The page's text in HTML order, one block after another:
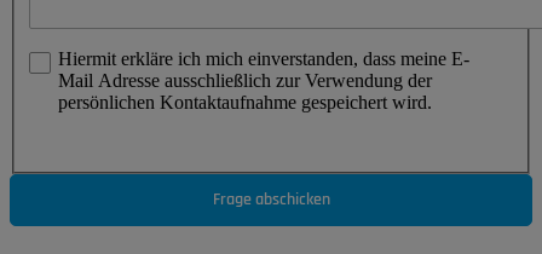
Hiermit erkläre ich mich einverstanden, dass meine E-
Mail Adresse ausschließlich zur Verwendung der
persönlichen Kontaktaufnahme gespeichert wird.
Frage abschicken